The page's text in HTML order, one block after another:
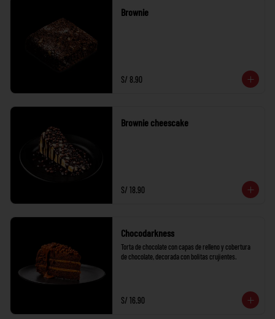
Brownie
S/ 8.90
Brownie cheescake
S/ 18.90
Chocodarkness
Torta de chocolate con capas de relleno y cobertura
de chocolate, decorada con bolitas crujientes.
S/ 16.90